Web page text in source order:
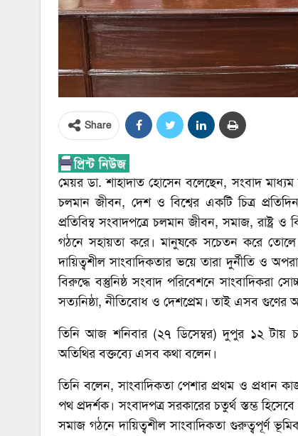
Share
মেয়র ডা. শাহাদাত হোসেন বলেছেন, সংবাদ
চলমান জীবন, দেশ ও বিশ্বের একটি চিত্র
প্রতিবিম্ব সংবাদপত্রে চলমান জীবন, সমাজ, রাষ্ট্র
গঠনে সহায়তা করে। মানুষকে সচেতন করে
দায়িত্বশীল সাংবাদিকতার ভয়ে তারা দুর্নীতি ও
বিরুদ্ধে বস্তুনিষ্ঠ সংবাদ পরিবেশনে সাংবাদিকরা
সত্যনিষ্ঠা, নীতিবোধ ও দেশপ্রেম। তাই এসব গুণের
তিনি আজ শনিবার (২৭ ডিসেম্বর) দুপুর ১২ টায়
অতিথির বক্তব্যে এসব কথা বলেন।
তিনি বলেন, সাংবাদিকতা পেশার প্রথম ও প্রধান
পথ প্রদর্শক। সংবাদপত্র সরকারের চতুর্থ স্তম্ভ
সমাজ গঠনে দায়িত্বশীল সাংবাদিকতা গুরুত্বপূর্ণ